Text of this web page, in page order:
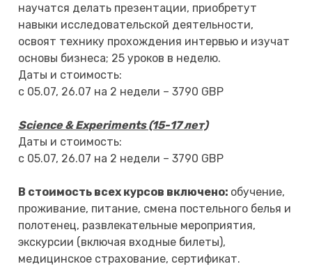
научатся делать презентации, приобретут
навыки исследовательской деятельности,
освоят технику прохождения интервью и изучат
основы бизнеса; 25 уроков в неделю.
Даты и стоимость:
с 05.07, 26.07 на 2 недели – 3790 GBP
Science & Experiments (15-17 лет)
Даты и стоимость:
с 05.07, 26.07 на 2 недели – 3790 GBP
В стоимость всех курсов включено: обучение,
проживание, питание, смена постельного белья и
полотенец, развлекательные мероприятия,
экскурсии (включая входные билеты),
медицинское страхование, сертификат.